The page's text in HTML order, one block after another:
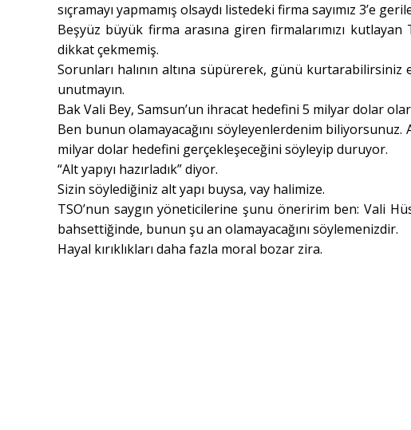
sıçramayı yapmamış olsaydı listedeki firma sayımız 3’e
Beşyüz büyük firma arasına giren firmalarımızı
dikkat çekmemiş.
Sorunları halının altına süpürerek, günü kurtarabilirsiniz
unutmayın.
Bak Vali Bey, Samsun’un ihracat hedefini 5 milyar dolar
Ben bunun olamayacağını söyleyenlerdenim biliyorsunuz.
milyar dolar hedefini gerçekleşeceğini söyleyip duruyor.
“Alt yapıyı hazırladık” diyor.
Sizin söylediğiniz alt yapı buysa, vay halimize.
TSO’nun saygın yöneticilerine şunu öneririm ben: Vali
bahsettiğinde, bunun şu an olamayacağını söylemenizdir.
Hayal kırıklıkları daha fazla moral bozar zira.